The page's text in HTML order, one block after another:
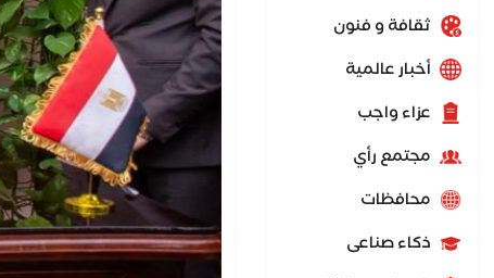
ثقافة و فنون
أخبار عالمية
عزاء واجب
مجتمع رأي
محافظات
ذكاء صناعى